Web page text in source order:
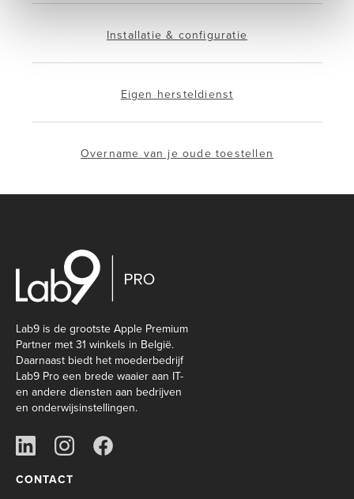
Installatie & configuratie
Eigen hersteldienst
Overname van je oude toestellen
Lab9 is de grootste Apple Premium
Partner met 31 winkels in België.
Daarnaast biedt het moederbedrijf
Lab9 Pro een brede waaier aan IT-
en andere diensten aan bedrijven
en onderwijsinstellingen.
CONTACT